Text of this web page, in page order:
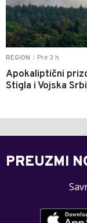
REGION Pre 3 h
Apokaliptični
Stigla i Vojska
PREUZMI